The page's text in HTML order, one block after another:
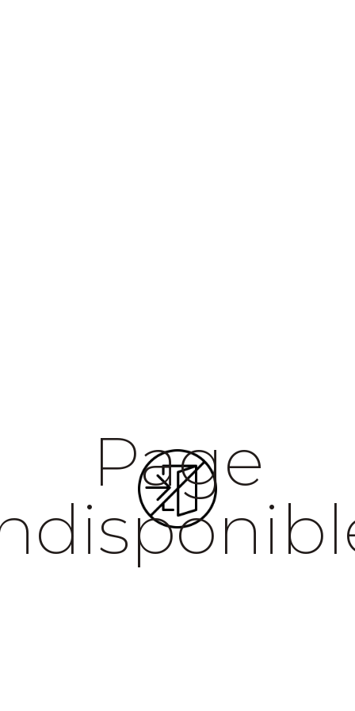
Page